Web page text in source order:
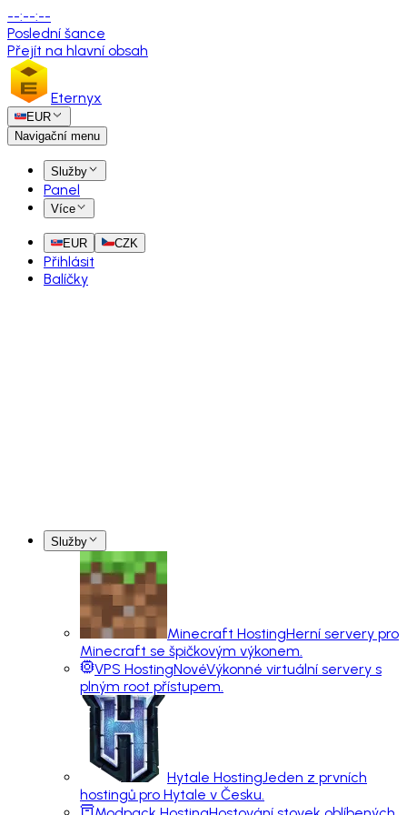
--:--:--
Poslední šance
Přejít na hlavní obsah
Eternyx
EUR
Navigační menu
Služby
Panel
Více
EUR CZK
Přihlásit
Balíčky
Služby
Minecraft HostingHerní servery pro
Minecraft se špičkovým výkonem.
VPS HostingNovéVýkonné virtuální servery s
plným root přístupem.
Hytale HostingJeden z prvních
hostingů pro Hytale v Česku.